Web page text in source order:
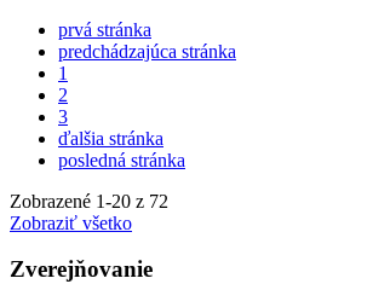
prvá stránka
predchádzajúca stránka
1
2
3
ďalšia stránka
posledná stránka
Zobrazené 1-20 z 72
Zobraziť všetko
Zverejňovanie